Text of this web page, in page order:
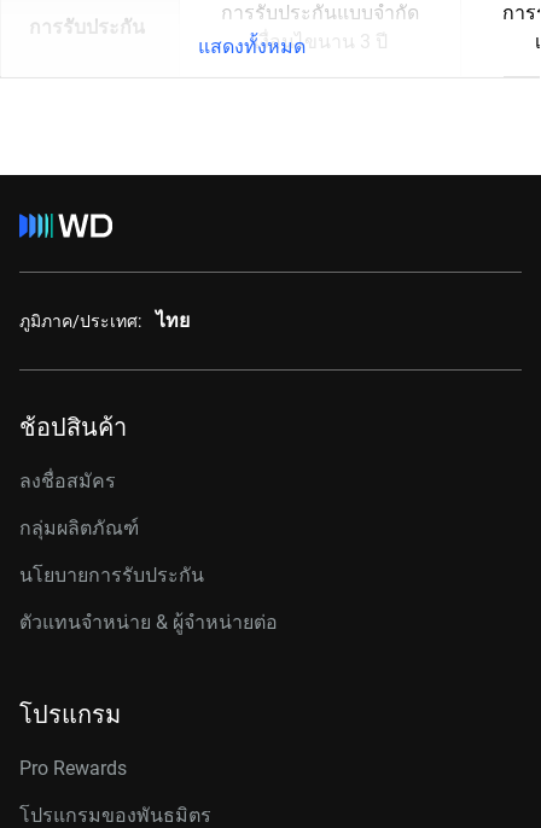
การรับประกัน
การรับประกันแบบจำกัด
เงื่อนไขนาน 3 ปี
กา
แสดงทั้งหมด
ภูมิภาค/ประเทศ: ไทย
ช้อปสินค้า
ลงชื่อสมัคร
กลุ่มผลิตภัณฑ์
นโยบายการรับประกัน
ตัวแทนจำหน่าย & ผู้จำหน่ายต่อ
โปรแกรม
Pro Rewards
โปรแกรมของพันธมิตร